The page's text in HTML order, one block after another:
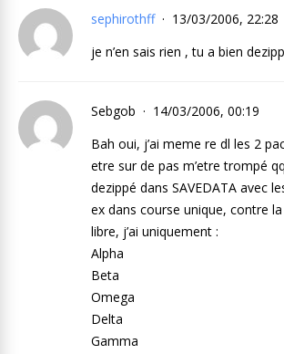
sephirothff
13/03/2006, 22:28
je n’en sais rien , tu a bien
Sebgob
14/03/2006, 00:19
Bah oui, j’ai meme re dl les 2
etre sur de pas m’etre trompé
dezippé dans SAVEDATA avec
ex dans course unique, contre
libre, j’ai uniquement :
Alpha
Beta
Omega
Delta
Gamma